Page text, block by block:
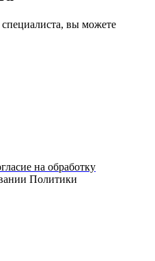
вы можете
на обработку
Политики